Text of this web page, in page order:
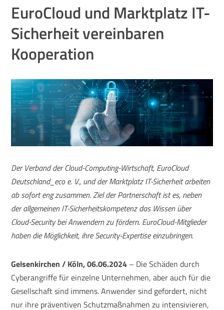
EuroCloud und Marktplatz IT-
Sicherheit vereinbaren
Kooperation
Der Verband der Cloud-Computing-Wirtschaft, EuroCloud
Deutschland_eco e. V., und der Marktplatz IT-Sicherheit arbeiten
ab sofort eng zusammen. Ziel der Partnerschaft ist es, neben
der allgemeinen IT-Sicherheitskompetenz das Wissen über
Cloud-Security bei Anwendern zu fördern. EuroCloud-Mitglieder
haben die Möglichkeit, ihre Security-Expertise einzubringen.
Gelsenkirchen / Köln, 06.06.2024 – Die Schäden durch
Cyberangriffe für einzelne Unternehmen, aber auch für die
Gesellschaft sind immens. Anwender sind gefordert, nicht
nur ihre präventiven Schutzmaßnahmen zu intensivieren,